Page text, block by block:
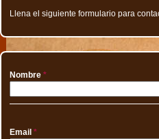
Llena el siguiente formulario para
Nombre *
Email *